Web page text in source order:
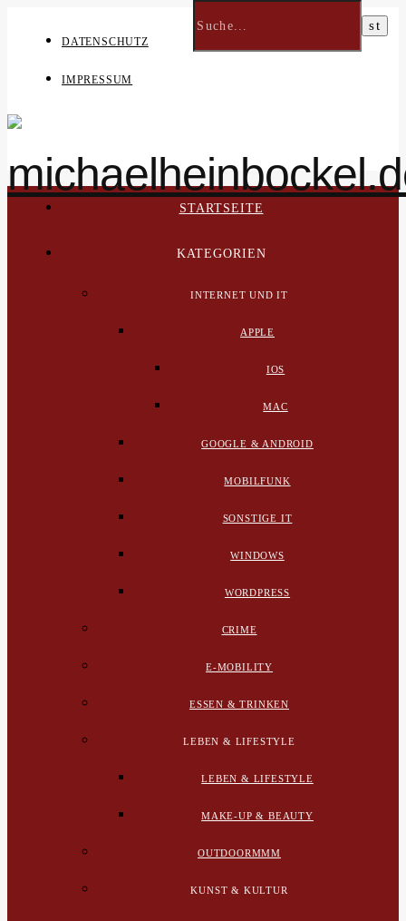
DATENSCHUTZ
IMPRESSUM
STARTSEITE
KATEGORIEN
INTERNET UND IT
APPLE
IOS
MAC
GOOGLE & ANDROID
MOBILFUNK
SONSTIGE IT
WINDOWS
WORDPRESS
CRIME
E-MOBILITY
ESSEN & TRINKEN
LEBEN & LIFESTYLE
LEBEN & LIFESTYLE
MAKE-UP & BEAUTY
OUTDOORMMM
KUNST & KULTUR